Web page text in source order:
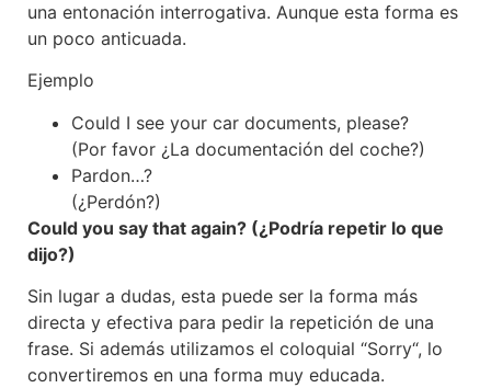
una entonación interrogativa. Aunque esta forma es
un poco anticuada.
Ejemplo
Could I see your car documents, please?
(Por favor ¿La documentación del coche?)
Pardon…?
(¿Perdón?)
Could you say that again? (¿Podría repetir lo que
dijo?)
Sin lugar a dudas, esta puede ser la forma más
directa y efectiva para pedir la repetición de una
frase. Si además utilizamos el coloquial “Sorry“, lo
convertiremos en una forma muy educada.